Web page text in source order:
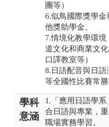
團等）
6.似鳥國際獎學金
他獎助學金。
7.情境化教學環境
道文化和商業文化
口譯教室等）
8.日語配音與日語
等全國性比賽常
學科
意涵
1.「應用日語學系
合日語與專業，
職場實務學習。